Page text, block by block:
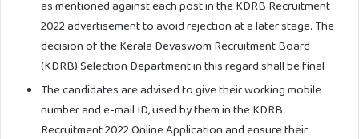
as mentioned against each post in the KDRB Recruitment
2022 advertisement to avoid rejection at a later stage. The
decision of the Kerala Devaswom Recruitment Board
(KDRB) Selection Department in this regard shall be final
The candidates are advised to give their working mobile
number and e-mail ID, used by them in the KDRB
Recruitment 2022 Online Application and ensure their